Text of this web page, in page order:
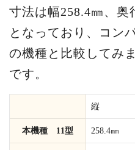
寸法は幅258.4㎜、奥
となっており、コン
の機種と比較してみ
です。
縦
本機種 11型 258.4㎜